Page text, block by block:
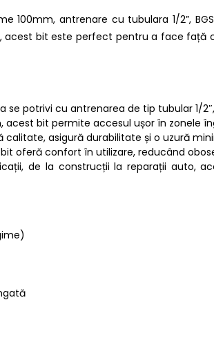
100mm, antrenare cu tubulara 1/2”,
bit este perfect pentru a face față
se potrivi cu antrenarea de tip tubular 1/
acest bit permite accesul ușor în zonele
calitate, asigură durabilitate și o uzură
oferă confort în utilizare, reducând
de la construcții la reparații auto,